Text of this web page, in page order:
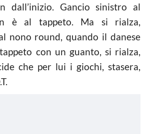
dall’inizio. Gancio sinistro al
è al tappeto. Ma si rialza,
nono round, quando il danese
con un guanto, si rialza,
che per lui i giochi, stasera,